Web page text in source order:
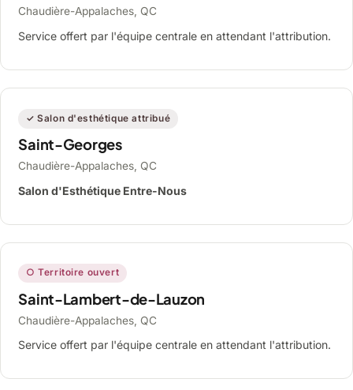
Chaudière-Appalaches, QC
Service offert par l'équipe centrale en attendant l'attribution.
✓ Salon d'esthétique attribué
Saint-Georges
Chaudière-Appalaches, QC
Salon d'Esthétique Entre-Nous
○ Territoire ouvert
Saint-Lambert-de-Lauzon
Chaudière-Appalaches, QC
Service offert par l'équipe centrale en attendant l'attribution.